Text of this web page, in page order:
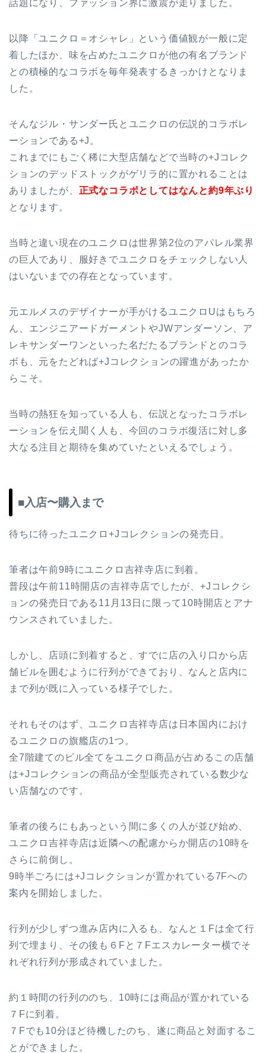
話題になり、ファッション界に激震が走りました。
以降「ユニクロ＝オシャレ」という価値観が一般に定
着したほか、味を占めたユニクロが他の有名ブランド
との積極的なコラボを毎年発表するきっかけとなりま
した。
そんなジル・サンダー氏とユニクロの伝説的コラボレ
ーションである+J。
これまでにもごく稀に大型店舗などで当時の+Jコレク
ションのデッドストックがゲリラ的に置かれることは
ありましたが、 正式なコラボとしてはなんと約9年ぶり
となります。
当時と違い現在のユニクロは世界第2位のアパレル業界
の巨人であり、服好きでユニクロをチェックしない人
はいないまでの存在となっています。
元エルメスのデザイナーが手がけるユニクロUはもちろ
ん、エンジニアードガーメントやJWアンダーソン、ア
レキサンダーワンといった名だたるブランドとのコラ
ボも、元をたどれば+Jコレクションの躍進があったか
らこそ。
当時の熱狂を知っている人も、伝説となったコラボレ
ーションを伝え聞く人も、今回のコラボ復活に対し多
大なる注目と期待を集めていたといえるでしょう。
■入店〜購入まで
待ちに待ったユニクロ+Jコレクションの発売日。
筆者は午前9時にユニクロ吉祥寺店に到着。
普段は午前11時開店の吉祥寺店でしたが、+Jコレクシ
ョンの発売日である11月13日に限って10時開店とアナ
ウンスされていました。
しかし、店頭に到着すると、すでに店の入り口から店
舗ビルを囲むように行列ができており、なんと店内に
まで列が既に入っている様子でした。
それもそのはず、ユニクロ吉祥寺店は日本国内におけ
るユニクロの旗艦店の1つ。
全7階建てのビル全てをユニクロ商品が占めるこの店舗
は+Jコレクションの商品が全型販売されている数少な
い店舗なのです。
筆者の後ろにもあっという間に多くの人が並び始め、
ユニクロ吉祥寺店は近隣への配慮からか開店の10時を
さらに前倒し。
9時半ごろには+Jコレクションが置かれている7Fへの
案内を開始しました。
行列が少しずつ進み店内に入るも、なんと１Fは全て行
列で埋まり、その後も６Fと７Fエスカレーター横でそ
れぞれ行列が形成されていました。
約１時間の行列ののち、10時には商品が置かれている
７Fに到着。
７Fでも10分ほど待機したのち、遂に商品と対面するこ
とができました。